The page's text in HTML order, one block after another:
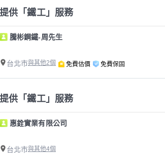
提供「鐵工」服務
騰彬鋼鐵-周先生
台北市與其他2個 免費估價 免費保固
提供「鐵工」服務
惠銓實業有限公司
台北市與其他4個